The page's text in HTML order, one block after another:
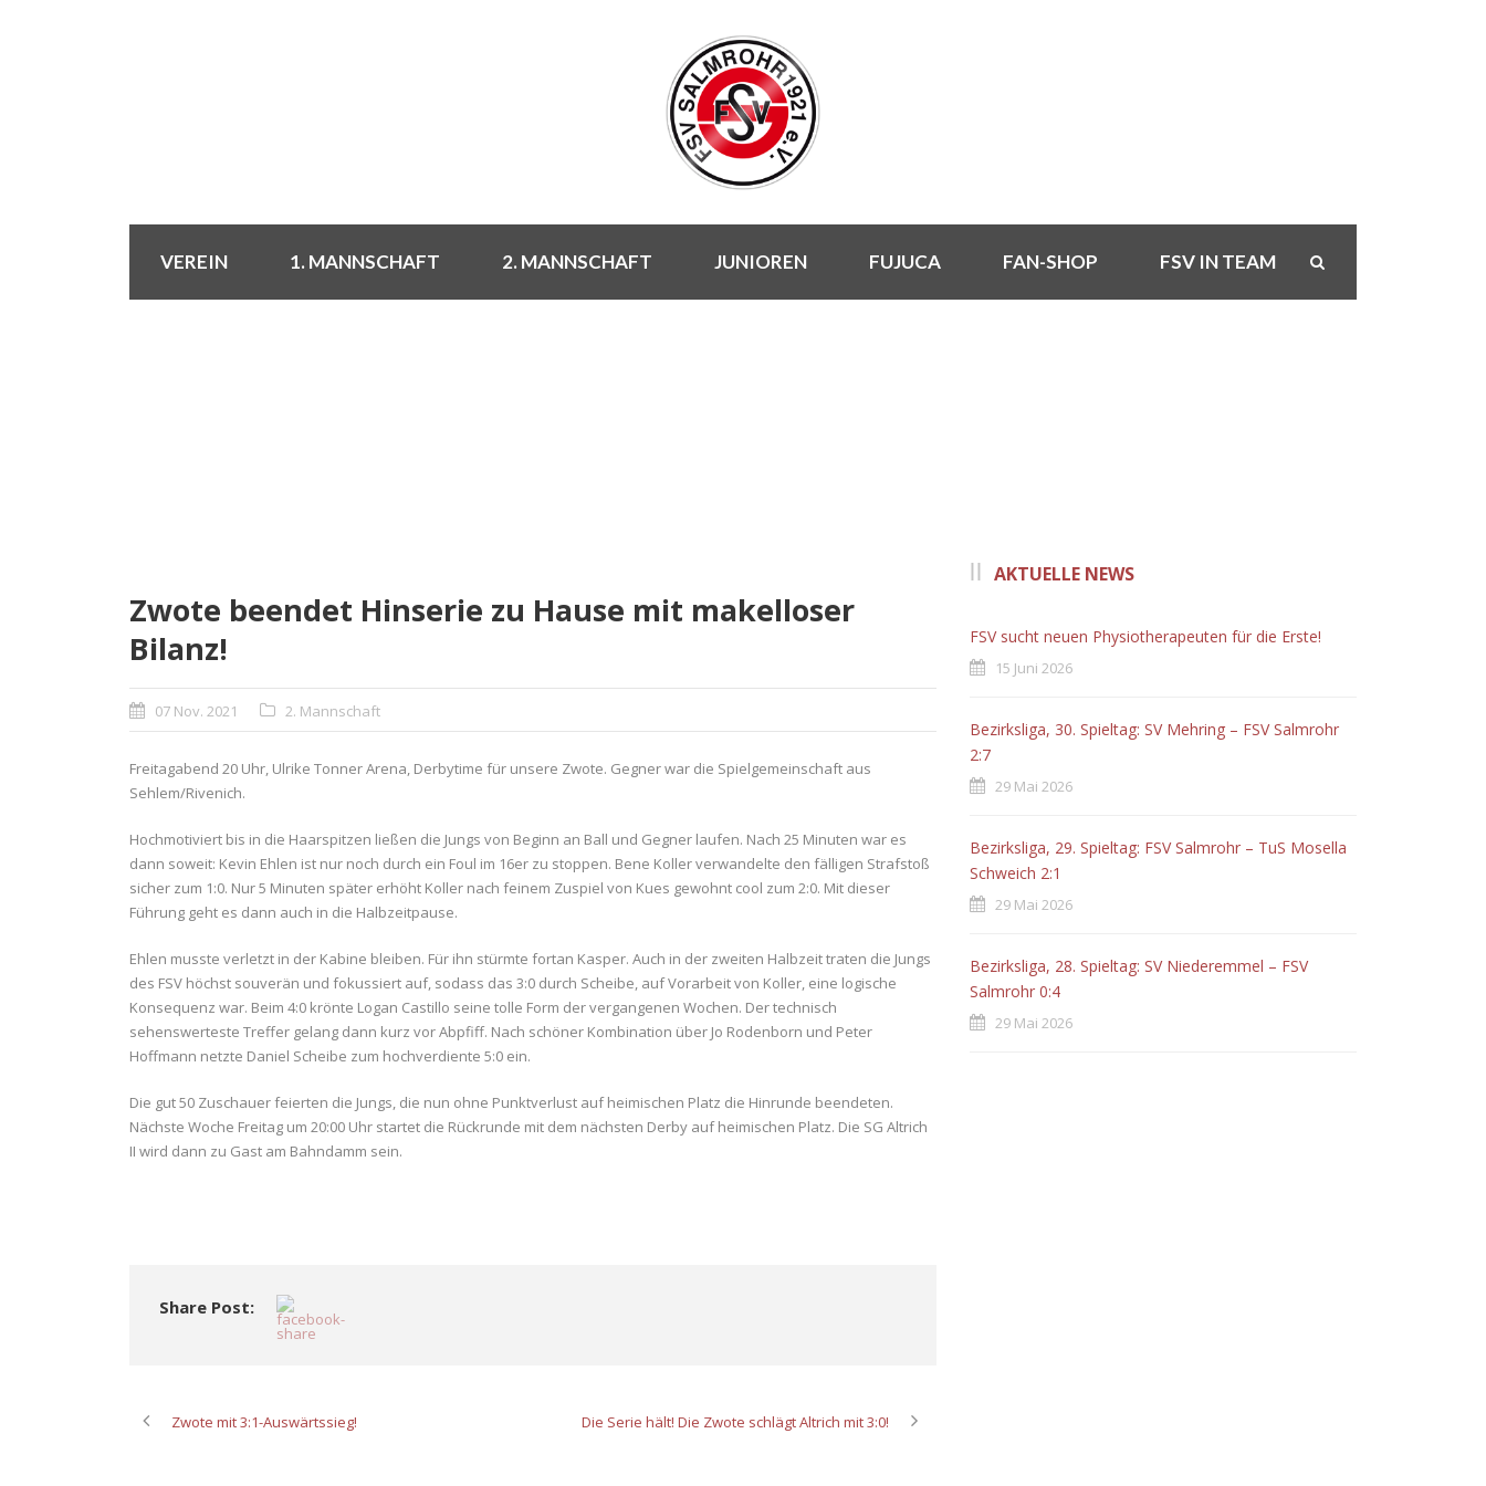
VEREIN 1. MANNSCHAFT 2. MANNSCHAFT JUNIOREN FUJUCA FAN-SHOP FSV IN TEAM
Zwote beendet Hinserie zu Hause mit makelloser
Bilanz!
07 Nov. 2021 2. Mannschaft
Freitagabend 20 Uhr, Ulrike Tonner Arena, Derbytime für unsere Zwote. Gegner war die Spielgemeinschaft aus
Sehlem/Rivenich.
Hochmotiviert bis in die Haarspitzen ließen die Jungs von Beginn an Ball und Gegner laufen. Nach 25 Minuten war es
dann soweit: Kevin Ehlen ist nur noch durch ein Foul im 16er zu stoppen. Bene Koller verwandelte den fälligen Strafstoß
sicher zum 1:0. Nur 5 Minuten später erhöht Koller nach feinem Zuspiel von Kues gewohnt cool zum 2:0. Mit dieser
Führung geht es dann auch in die Halbzeitpause.
Ehlen musste verletzt in der Kabine bleiben. Für ihn stürmte fortan Kasper. Auch in der zweiten Halbzeit traten die Jungs
des FSV höchst souverän und fokussiert auf, sodass das 3:0 durch Scheibe, auf Vorarbeit von Koller, eine logische
Konsequenz war. Beim 4:0 krönte Logan Castillo seine tolle Form der vergangenen Wochen. Der technisch
sehenswerteste Treffer gelang dann kurz vor Abpfiff. Nach schöner Kombination über Jo Rodenborn und Peter
Hoffmann netzte Daniel Scheibe zum hochverdiente 5:0 ein.
Die gut 50 Zuschauer feierten die Jungs, die nun ohne Punktverlust auf heimischen Platz die Hinrunde beendeten.
Nächste Woche Freitag um 20:00 Uhr startet die Rückrunde mit dem nächsten Derby auf heimischen Platz. Die SG Altrich
II wird dann zu Gast am Bahndamm sein.
Share Post:
Zwote mit 3:1-Auswärtssieg! Die Serie hält! Die Zwote schlägt Altrich mit 3:0!
AKTUELLE NEWS
FSV sucht neuen Physiotherapeuten für die Erste!
15 Juni 2026
Bezirksliga, 30. Spieltag: SV Mehring – FSV Salmrohr
2:7
29 Mai 2026
Bezirksliga, 29. Spieltag: FSV Salmrohr – TuS Mosella
Schweich 2:1
29 Mai 2026
Bezirksliga, 28. Spieltag: SV Niederemmel – FSV
Salmrohr 0:4
29 Mai 2026